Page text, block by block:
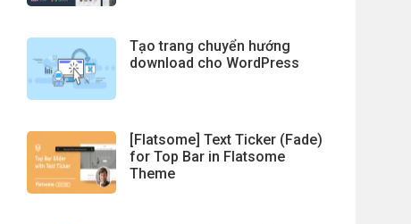
Tạo trang chuyển hướng
download cho WordPress
[Flatsome] Text Ticker (Fade)
for Top Bar in Flatsome
Theme